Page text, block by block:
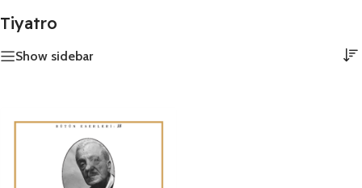
Tiyatro
Show sidebar